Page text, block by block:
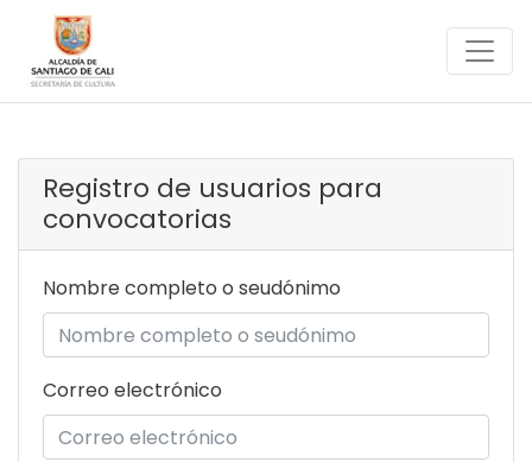
Registro de usuarios para
convocatorias
Nombre completo o seudónimo
Correo electrónico